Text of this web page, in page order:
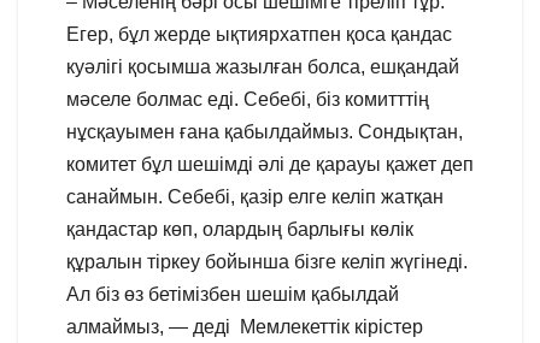
Егер, бұл жерде ықтиярхатпен қоса қандас
куәлігі қосымша жазылған болса, ешқандай
мәселе болмас еді. Себебі, біз комитттің
нұсқауымен ғана қабылдаймыз. Сондықтан,
комитет бұл шешімді әлі де қарауы қажет деп
санаймын. Себебі, қазір елге келіп жатқан
қандастар көп, олардың барлығы көлік
құралын тіркеу бойынша бізге келіп жүгінеді.
Ал біз өз бетімізбен шешім қабылдай
алмаймыз, — деді Мемлекеттік кірістер